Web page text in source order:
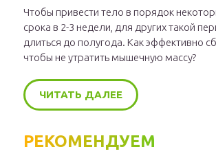
Чтобы привести тело в порядок
срока в 2-3 недели, для других такой
длиться до полугода. Как эффективно
чтобы не утратить мышечную массу?
ЧИТАТЬ ДАЛЕЕ
РЕКОМЕНДУЕМ